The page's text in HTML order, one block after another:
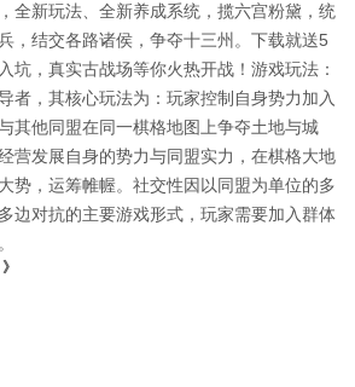
全新玩法、全新养成系统，揽六宫粉黛，统
，结交各路诸侯，争夺十三州。下载就送5
坑，真实古战场等你火热开战！游戏玩法：
者，其核心玩法为：玩家控制自身势力加入
其他同盟在同一棋格地图上争夺土地与城
营发展自身的势力与同盟实力，在棋格大地
势，运筹帷幄。社交性因以同盟为单位的多
边对抗的主要游戏形式，玩家需要加入群体